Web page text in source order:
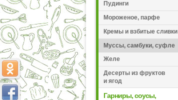
Пудинги
Мороженое, парфе
Кремы и взбитые сливки
Муссы, самбуки, суфле
Желе
Десерты из фруктов
и ягод
Гарниры, соусы,